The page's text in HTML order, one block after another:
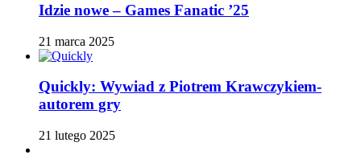
Idzie nowe – Games Fanatic ’25
21 marca 2025
Quickly: Wywiad z Piotrem Krawczykiem-
autorem gry
21 lutego 2025